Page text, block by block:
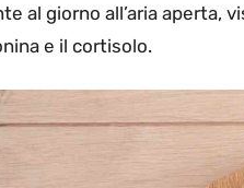
al giorno all’aria
e il cortisolo.